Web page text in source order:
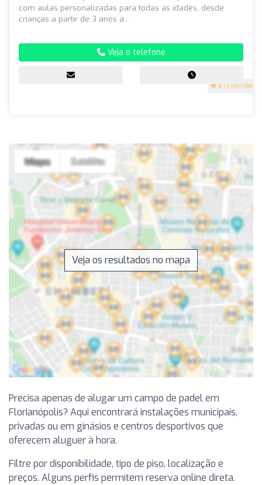
5 (3 opiniões)
com aulas personalizadas para todas as idades, desde
crianças a partir de 3 anos a...
Veja o telefone
Veja os resultados no mapa
Precisa apenas de alugar um campo de padel em
Florianópolis? Aqui encontrará instalações municipais,
privadas ou em ginásios e centros desportivos que
oferecem aluguer à hora.
Filtre por disponibilidade, tipo de piso, localização e
preços. Alguns perfis permitem reserva online direta.